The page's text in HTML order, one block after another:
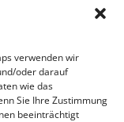
verwenden wir
oder darauf
wie das
Sie Ihre Zustimmung
beeinträchtigt